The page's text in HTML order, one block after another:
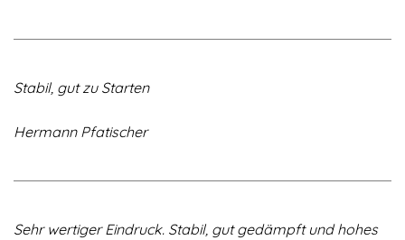
Stabil, gut zu Starten
Hermann Pfatischer
Sehr wertiger Eindruck. Stabil, gut gedämpft und hohes